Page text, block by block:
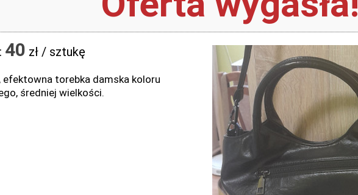
40 zł / sztukę
efektowna torebka damska koloru
średniej wielkości.